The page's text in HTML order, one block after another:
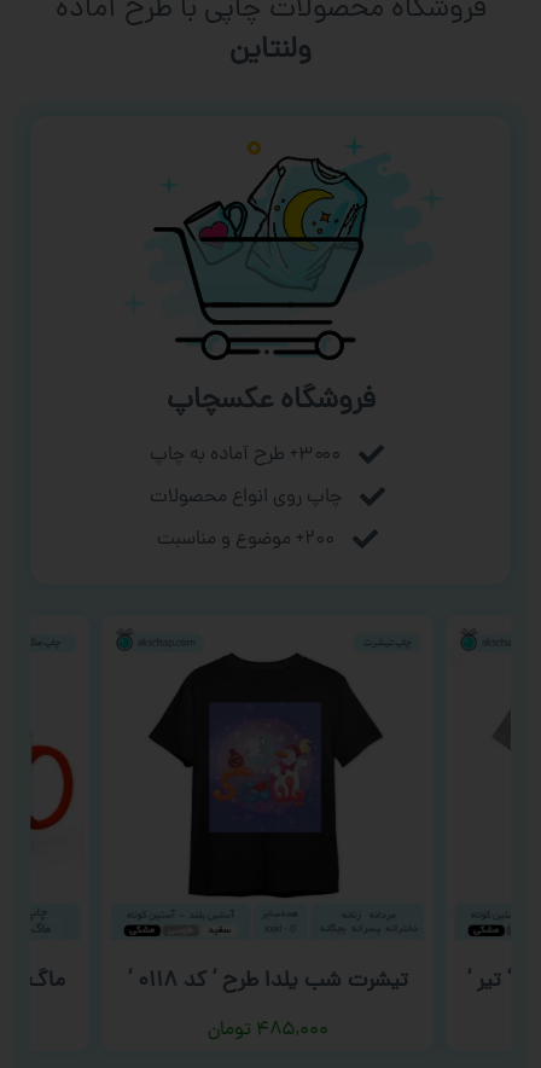
فروشگاه محصولات چاپی با طرح آماده
ورزشی
فروشگاه عکسچاپ
۳۰۰۰+ طرح آماده به چاپ
چاپ روی انواع محصولات
۲۰۰+ موضوع و مناسبت
‘ تیر ‘ تیشرت شب یلدا طرح ‘ کد ۰۱۱۸ ‘
۴۸۵,۰۰۰ تومان
ماگ